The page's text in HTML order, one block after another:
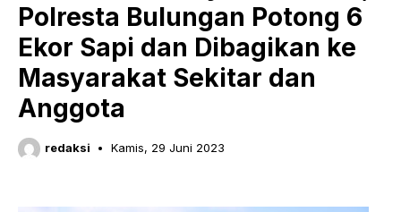
Polresta Bulungan Potong 6
Ekor Sapi dan Dibagikan ke
Masyarakat Sekitar dan
Anggota
redaksi Kamis, 29 Juni 2023